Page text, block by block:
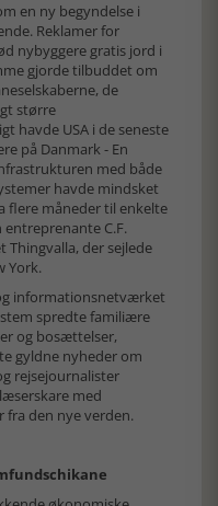
en ny begyndelse i
Reklamer for
nybyggere gratis jord i
gjorde tilbuddet om
de
større
havde USA i de seneste
på Danmark - En
med både
havde mindsket
måneder til enkelte
entreprenante C.F.
Thingvalla, der sejlede
York.
informationsnetværket
spredte familiære
og bosættelser,
gyldne nyheder om
rejsejournalister
med
den nye verden.